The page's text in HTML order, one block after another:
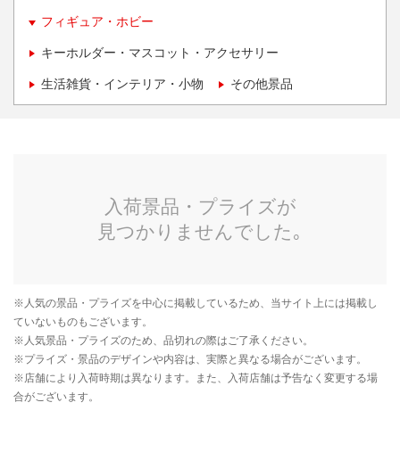
フィギュア・ホビー
キーホルダー・マスコット・アクセサリー
生活雑貨・インテリア・小物 その他景品